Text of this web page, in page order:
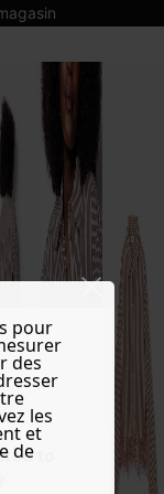
to
pour
des
les
et
de